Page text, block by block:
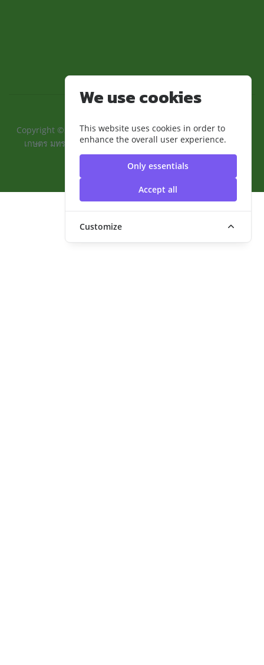
We use cookies
This website uses cookies in order to
enhance the overall user experience.
Only essentials
Accept all
Customize
Copyright ©2024 ::คณะเทคโนโลยีการเกษตรและอุตสาหกรรม
เกษตร มทร.สุวรรณภูมิ:: | มหาวิทยาลัยเทคโนโลยีราชมงคล
สุวรรณภูมิ